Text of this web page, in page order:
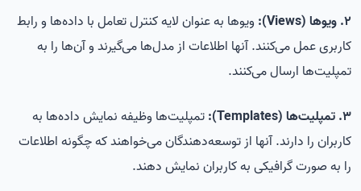
2. ویوها (Views):
ویوها به عنوان لایه کنترل تعامل با داده‌ها و رابط
کاربری عمل می‌کنند. آنها اطلاعات از مدل‌ها می‌گیرند و آن‌ها را به
تمپلیت‌ها ارسال می‌کنند.
3. تمپلیت‌ها (Templates):
تمپلیت‌ها وظیفه نمایش داده‌ها به
کاربران را دارند. آنها از توسعه‌دهندگان می‌خواهند که چگونه اطلاعات
را به صورت گرافیکی به کاربران نمایش دهند.